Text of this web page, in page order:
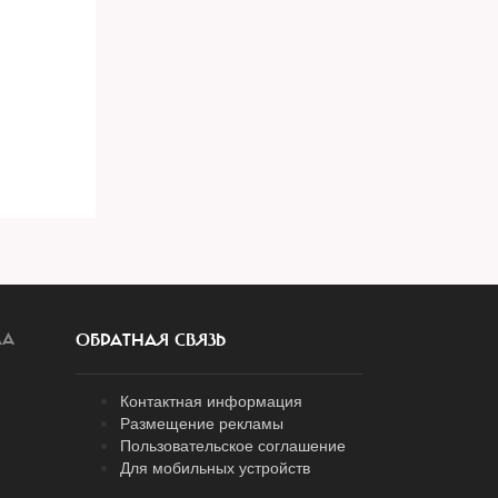
ОБРАТНАЯ СВЯЗЬ
Контактная информация
Размещение рекламы
Пользовательское соглашение
Для мобильных устройств